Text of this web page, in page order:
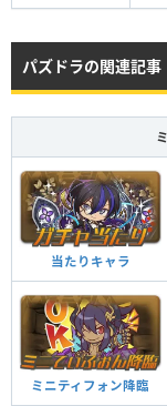
パズドラの関連記事
当たりキャラ
ミニティフォン降臨